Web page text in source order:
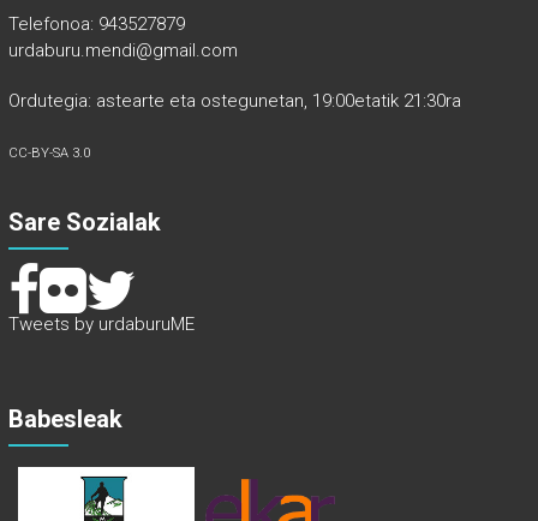
Telefonoa: 943527879
urdaburu.mendi@gmail.com
Ordutegia: astearte eta ostegunetan, 19:00etatik 21:30ra
CC-BY-SA 3.0
Sare Sozialak
Tweets by urdaburuME
Babesleak